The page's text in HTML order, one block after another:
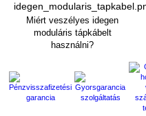
Miért veszélyes idegen
moduláris tápkábelt
használni?